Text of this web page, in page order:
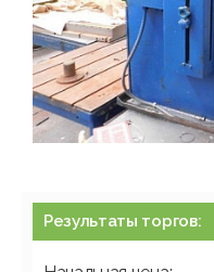
Результаты торгов: